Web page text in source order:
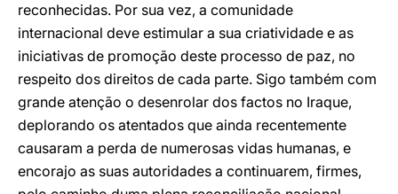
reconhecidas. Por sua vez, a comunidade
internacional deve estimular a sua criatividade e as
iniciativas de promoção deste processo de paz, no
respeito dos direitos de cada parte. Sigo também com
grande atenção o desenrolar dos factos no Iraque,
deplorando os atentados que ainda recentemente
causaram a perda de numerosas vidas humanas, e
encorajo as suas autoridades a continuarem, firmes,